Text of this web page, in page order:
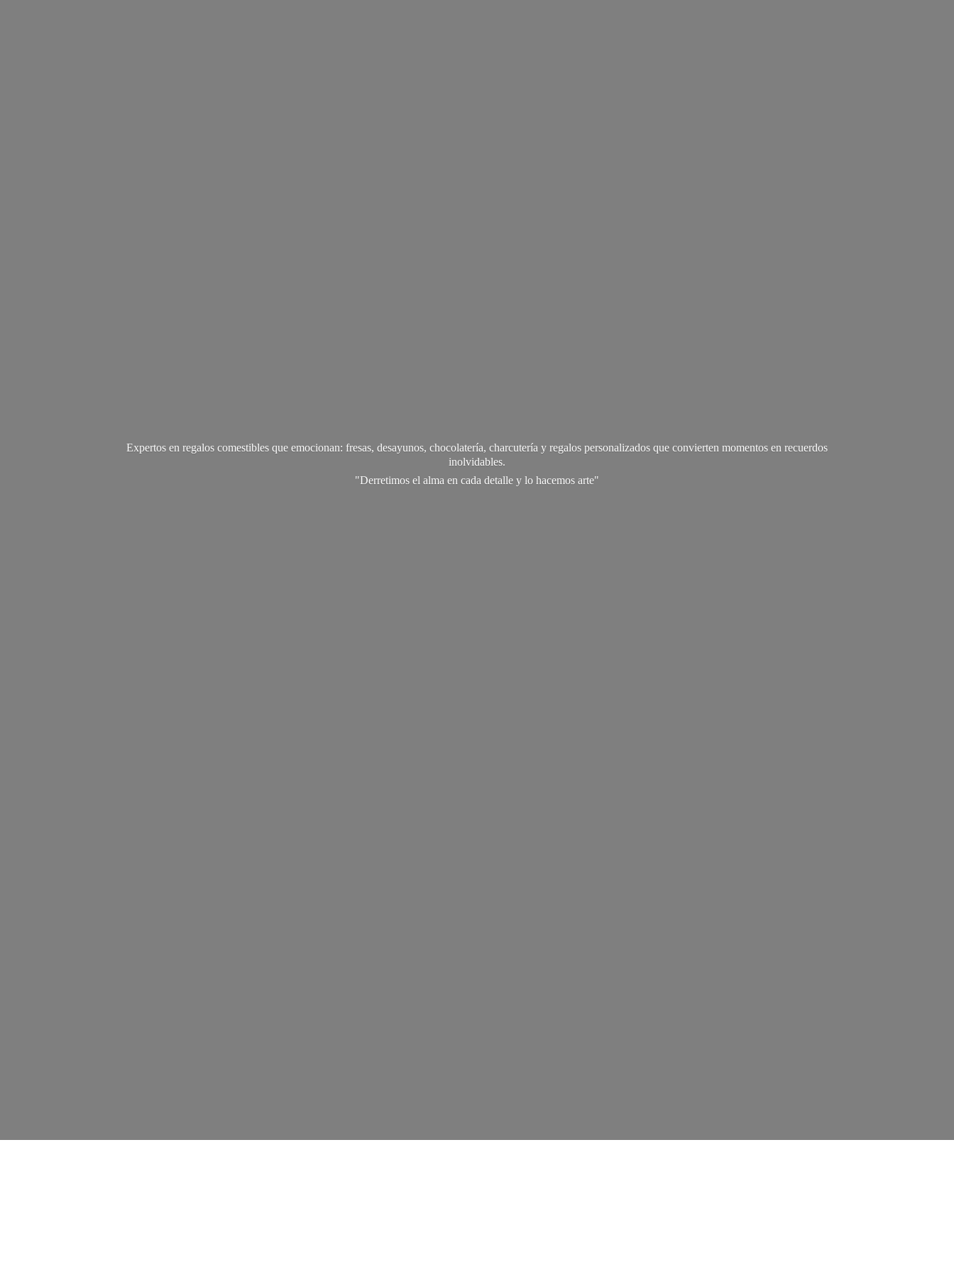
Expertos en regalos comestibles que emocionan: fresas, desayunos, chocolatería, charcutería y regalos personalizados que convierten momentos en recuerdos
inolvidables.
"Derretimos el alma en cada detalle y lo hacemos arte"